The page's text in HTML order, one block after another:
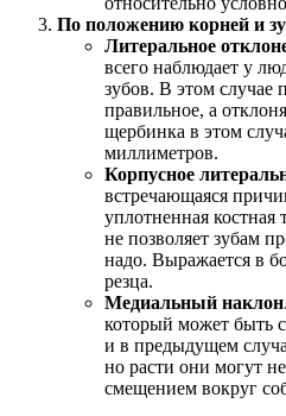
По положению корней и
Литеральное
всего наблюдает у
зубов. В этом случае
правильное, а
щербинка в этом
миллиметров.
Корпусное
встречающаяся
уплотненная костная
не позволяет зубам
надо. Выражается в
резца.
Медиальный наклон
который может быть
и в предыдущем
но расти они могут
смещением вокруг